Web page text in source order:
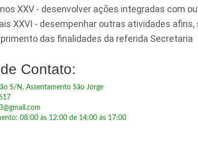
XXV - desenvolver ações integradas com
XXVI - desempenhar outras atividades afins,
das finalidades da referida Secretaria
Contato:
S/N, Assentamento São Jorge
08:00 às 12:00 de 14:00 às 17:00